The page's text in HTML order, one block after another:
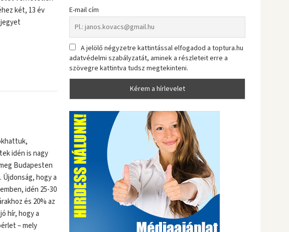
két, 13 év
idén is nagy
Budapesten
Újdonság, hogy a
idén 25-30
és 20% az
hír, hogy a
– mely
E-mail cím
A jelölő négyzetre kattintással elfogadod a toptura.hu
adatvédelmi szabályzatát, aminek a részleteit erre a
szövegre kattintva tudsz megtekinteni.